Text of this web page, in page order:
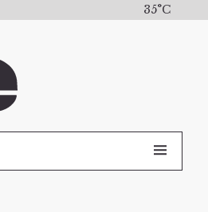
35°C